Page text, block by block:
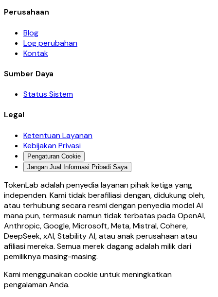
Perusahaan
Blog
Log perubahan
Kontak
Sumber Daya
Status Sistem
Legal
Ketentuan Layanan
Kebijakan Privasi
Pengaturan Cookie
Jangan Jual Informasi Pribadi Saya
TokenLab adalah penyedia layanan pihak ketiga yang
independen. Kami tidak berafiliasi dengan, didukung oleh,
atau terhubung secara resmi dengan penyedia model AI
mana pun, termasuk namun tidak terbatas pada OpenAI,
Anthropic, Google, Microsoft, Meta, Mistral, Cohere,
DeepSeek, xAI, Stability AI, atau anak perusahaan atau
afiliasi mereka. Semua merek dagang adalah milik dari
pemiliknya masing-masing.
Kami menggunakan cookie untuk meningkatkan
pengalaman Anda.